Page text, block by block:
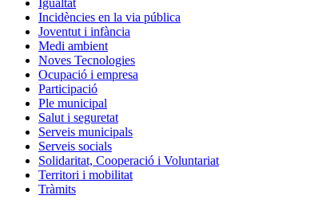
Igualtat
Incidències en la via pública
Joventut i infància
Medi ambient
Noves Tecnologies
Ocupació i empresa
Participació
Ple municipal
Salut i seguretat
Serveis municipals
Serveis socials
Solidaritat, Cooperació i Voluntariat
Territori i mobilitat
Tràmits